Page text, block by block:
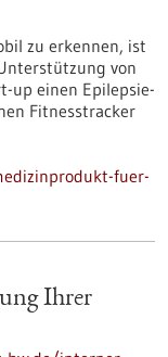
zu erkennen, ist
von
up einen Epilepsie-
Fitnesstracker
fuer-
Ihrer